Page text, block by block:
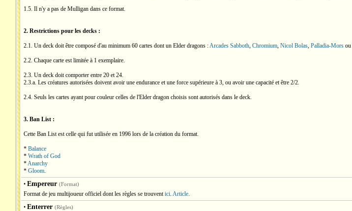
1.5. Il n'y a pas de Mulligan dans ce format.
2. Restrictions pour les decks :
2.1. Un deck doit être composé d'au minimum 60 cartes dont un Elder dragons :Arcades Sabboth, Chromium, Nicol Bolas, Palladia-Mors ou
2.2. Chaque carte est limitée à 1 exemplaire.
2.3. Un deck doit comporter entre 20 et 24.
2.3.a. Les créatures autorisées doivent avoir une endurance et une force supérieure à 3, ou avoir une capacité et être 2/2.
2.4. Seuls les cartes ayant pour couleur celles de l'Elder dragon choisis sont autorisés dans le deck.
3. Ban List :
Cette Ban List est celle qui fut utilisée en 1996 lors de la création du format.
* Balance
* Wrath of God
*Anarchy
* Gloom.
• Empereur (Format)
Format de jeu multijoueur officiel dont les règles se trouventici. Article.
• Enterrer (Règles)